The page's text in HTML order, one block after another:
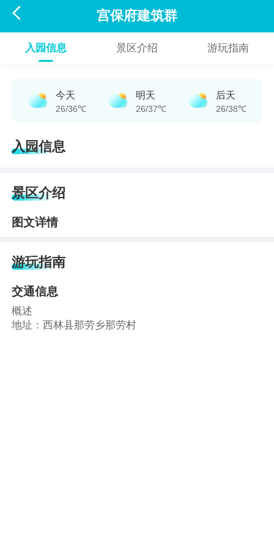
 宫保府建筑群
入园信息 景区介绍 游玩指南
今天
26/36℃
明天
26/37℃
后天
26/38℃
入园信息
景区介绍
图文详情
游玩指南
交通信息
概述
地址：西林县那劳乡那劳村